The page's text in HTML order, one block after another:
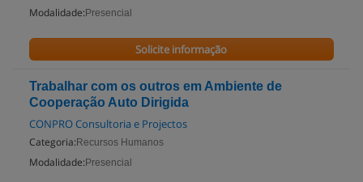
Modalidade: Presencial
Solicite informação
Trabalhar com os outros em Ambiente de
Cooperação Auto Dirigida
CONPRO Consultoria e Projectos
Categoria: Recursos Humanos
Modalidade: Presencial